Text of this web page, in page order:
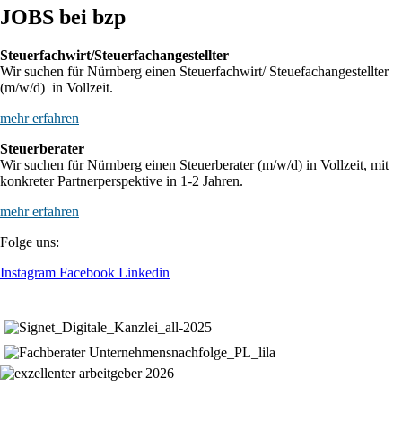
JOBS bei bzp
Steuerfachwirt/Steuerfachangestellter
Wir suchen für Nürnberg einen Steuerfachwirt/ Steuefachangestellter
(m/w/d) in Vollzeit.
mehr erfahren
Steuerberater
Wir suchen für Nürnberg einen Steuerberater (m/w/d) in Vollzeit, mit
konkreter Partnerperspektive in 1-2 Jahren.
mehr erfahren
Folge uns:
Instagram Facebook Linkedin